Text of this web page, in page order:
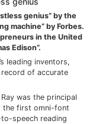
genius” by the
machine” by Forbes.
in the United
Edison”.
leading inventors,
of accurate
was the principal
the first omni-font
speech reading